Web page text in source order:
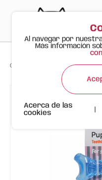
Gato Feliz Productos > > Set
Al navegar por
Más información
Acerca de las
cookies